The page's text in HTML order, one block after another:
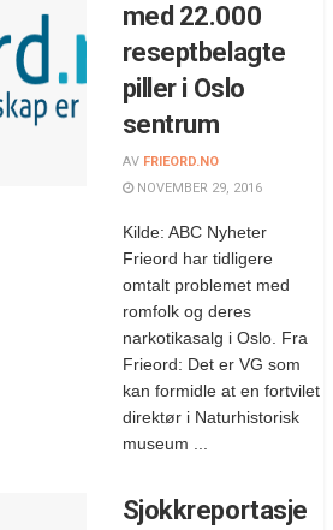
med 22.000
reseptbelagte
piller i Oslo
sentrum
AV FRIEORD.NO
NOVEMBER 29, 2016
Kilde: ABC Nyheter
Frieord har tidligere
omtalt problemet med
romfolk og deres
narkotikasalg i Oslo. Fra
Frieord: Det er VG som
kan formidle at en fortvilet
direktør i Naturhistorisk
museum ...
Sjokkreportasje